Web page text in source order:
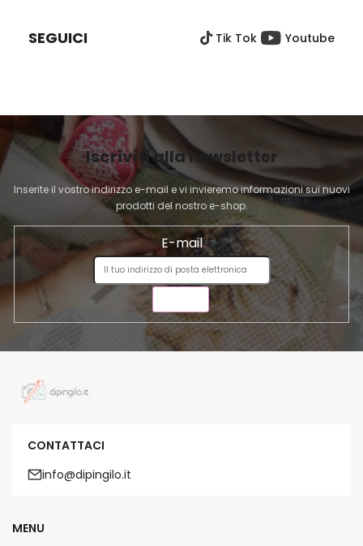
'
e
l
e
n
c
o
G
N
SEGUICI Tik Tok Youtube
Iscriviti alla newsletter
Inserite il vostro indirizzo e-mail e vi invieremo informazioni sui nuovi
prodotti del nostro e-shop.
E-mail
CONTATTACI
info@dipingilo.it
MENU